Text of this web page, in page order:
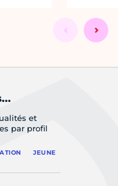
et
par profil
JEUNE